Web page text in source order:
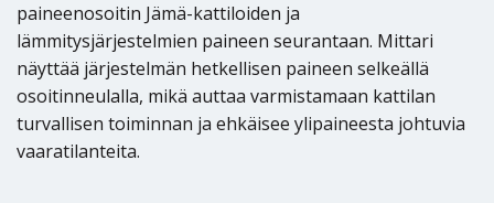
paineenosoitin Jämä-kattiloiden ja
lämmitysjärjestelmien paineen seurantaan. Mittari
näyttää järjestelmän hetkellisen paineen selkeällä
osoitinneulalla, mikä auttaa varmistamaan kattilan
turvallisen toiminnan ja ehkäisee ylipaineesta johtuvia
vaaratilanteita.